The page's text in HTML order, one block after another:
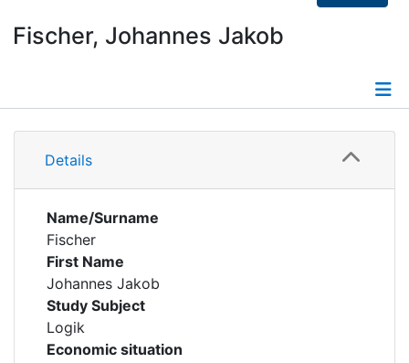
Fischer, Johannes Jakob
Details
Details
Name/Surname
Fischer
First Name
Johannes Jakob
Study Subject
Logik
Economic situation